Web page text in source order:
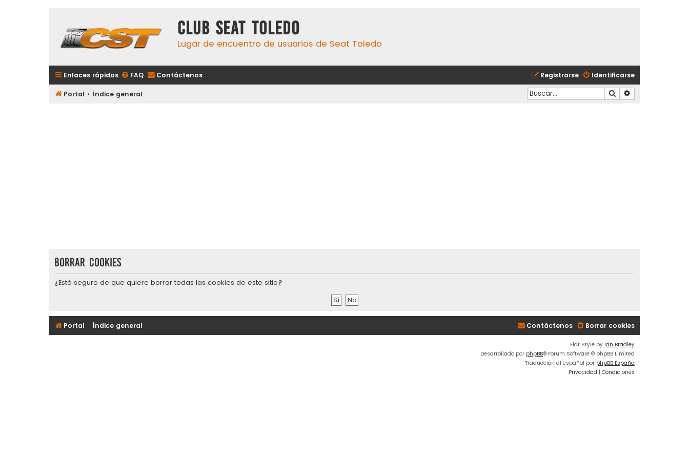
Club Seat Toledo
Lugar de encuentro de usuarios de Seat Toledo
Enlaces rápidos FAQ Contáctenos Identificarse
Registrarse
Portal Índice general Buscar
Borrar cookies
¿Está seguro de que quiere borrar todas las cookies de este sitio?
Portal Índice general Borrar cookies
Contáctenos
Flat Style by Ian Bradley
Desarrollado por phpBB® Forum Software © phpBB Limited
Traducción al español por phpBB España
Privacidad | Condiciones